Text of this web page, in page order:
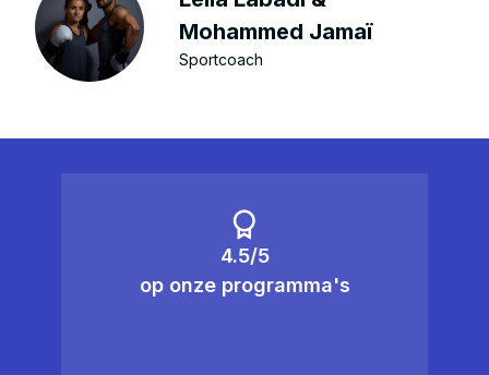
Mohammed Jamaï
Sportcoach
4.5/5
op onze programma's